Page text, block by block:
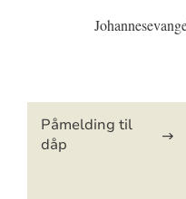
Påmelding til
dåp